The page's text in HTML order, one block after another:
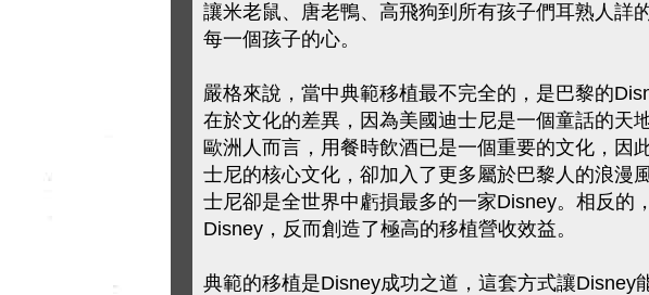
讓米老鼠、唐老鴨、高飛狗到所有孩子們耳熟人詳
每一個孩子的心。
嚴格來說，當中典範移植最不完全的，是巴黎的
在於文化的差異，因為美國迪士尼是一個童話的天
歐洲人而言，用餐時飲酒已是一個重要的文化，因
士尼的核心文化，卻加入了更多屬於巴黎人的浪漫
士尼卻是全世界中虧損最多的一家Disney。相反的
Disney，反而創造了極高的移植營收效益。
典範的移植是Disney成功之道，這套方式讓Disney